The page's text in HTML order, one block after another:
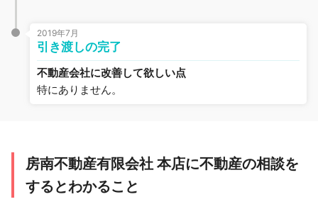
2019年7月
引き渡しの完了
不動産会社に改善して欲しい点
特にありません。
房南不動産有限会社 本店に不動産の相談を
するとわかること